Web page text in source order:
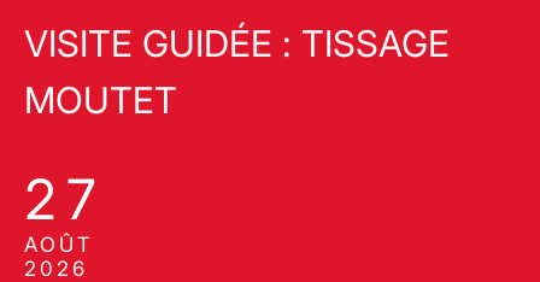
VISITE GUIDÉE : TISSAGE
MOUTET
27
AOÛT
2026